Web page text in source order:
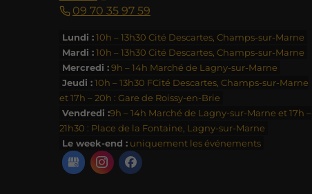
09 70 35 97 59
Lundi :10h – 13h30 Cité Descartes, Champs-sur-Marne
Mardi :10h – 13h30 Cité Descartes, Champs-sur-Marne
Mercredi :9h – 14h Marché de Lagny-sur-Marne
Jeudi :10h – 13h30 FCité Descartes, Champs-sur-Marne
et 17h – 20h : Gare de Roissy-en-Brie
Vendredi :9h – 14h Marché de Lagny-sur-Marne et 17h –
21h30 : Place de la Fontaine, Lagny-sur-Marne
Le week-end :uniquement les événements